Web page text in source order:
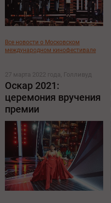
Все новости о Московском
международном кинофестивале
27 марта 2022 года, Голливуд
Оскар 2021:
церемония вручения
премии